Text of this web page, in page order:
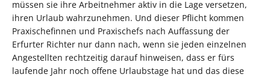
müssen sie ihre Arbeitnehmer aktiv in die Lage versetzen,
ihren Urlaub wahrzunehmen. Und dieser Pflicht kommen
Praxischefinnen und Praxischefs nach Auffassung der
Erfurter Richter nur dann nach, wenn sie jeden einzelnen
Angestellten rechtzeitig darauf hinweisen, dass er fürs
laufende Jahr noch offene Urlaubstage hat und das diese